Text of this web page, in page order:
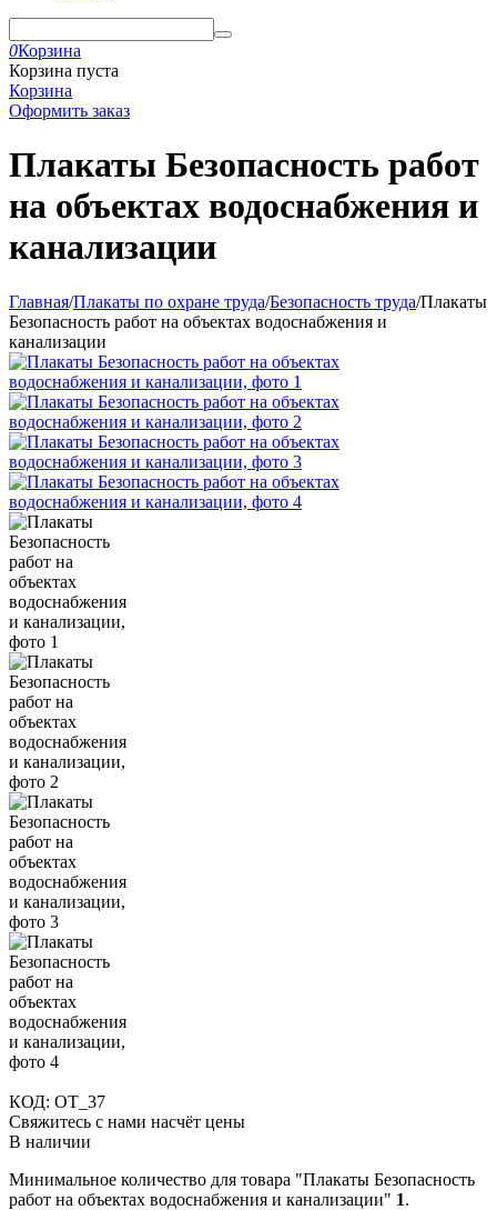
0Корзина
Корзина пуста
Корзина
Оформить заказ
Плакаты Безопасность работ
на объектах водоснабжения и
канализации
Главная/Плакаты по охране труда/Безопасность труда/Плакаты
Безопасность работ на объектах водоснабжения и
канализации
КОД: OT_37
Свяжитесь с нами насчёт цены
В наличии
Минимальное количество для товара "Плакаты Безопасность
работ на объектах водоснабжения и канализации" 1.